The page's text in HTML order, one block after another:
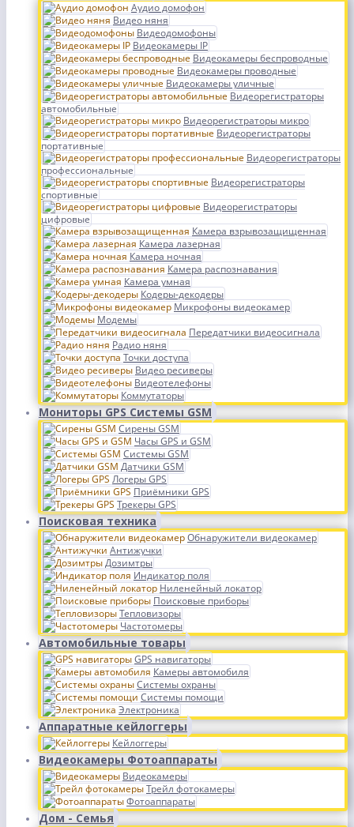
Аудио домофон
Видео няня
Видеодомофоны
Видеокамеры IP
Видеокамеры беспроводные
Видеокамеры проводные
Видеокамеры уличные
Видеорегистраторы
автомобильные
Видеорегистраторы микро
Видеорегистраторы
портативные
Видеорегистраторы
профессиональные
Видеорегистраторы
спортивные
Видеорегистраторы
цифровые
Камера взрывозащищенная
Камера лазерная
Камера ночная
Камера распознавания
Камера умная
Кодеры-декодеры
Микрофоны видеокамер
Модемы
Передатчики видеосигнала
Радио няня
Точки доступа
Видео ресиверы
Видеотелефоны
Коммутаторы
Мониторы GPS Системы GSM
Сирены GSM
Часы GPS и GSM
Системы GSM
Датчики GSM
Логеры GPS
Приёмники GPS
Трекеры GPS
Поисковая техника
Обнаружители видеокамер
Антижучки
Дозимтры
Индикатор поля
Ниленейный локатор
Поисковые приборы
Тепловизоры
Частотомеры
Автомобильные товары
GPS навигаторы
Камеры автомобиля
Системы охраны
Системы помощи
Электроника
Аппаратные кейлоггеры
Кейлоггеры
Видеокамеры Фотоаппараты
Видеокамеры
Трейл фотокамеры
Фотоаппараты
Дом - Семья